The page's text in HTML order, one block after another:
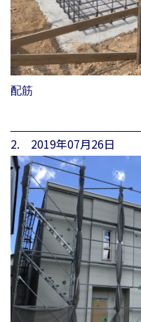
配筋
2. 2019年07月26日